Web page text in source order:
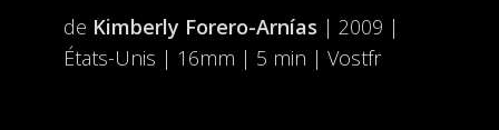
de Kimberly Forero-Arnías | 2009 |
États-Unis | 16mm | 5 min | Vostfr